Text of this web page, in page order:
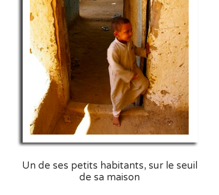
Un de ses petits habitants, sur le seuil
de sa maison